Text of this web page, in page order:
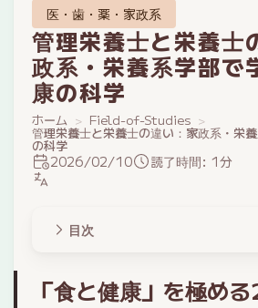
医・歯・薬・家政系
管理栄養士と栄養士
政系・栄養系学部で
康の科学
ホーム Field-of-Studies
管理栄養士と栄養士の違い：家政系・栄
の科学
2026/02/10 読了時間: 1分
目次
「食と健康」を極め